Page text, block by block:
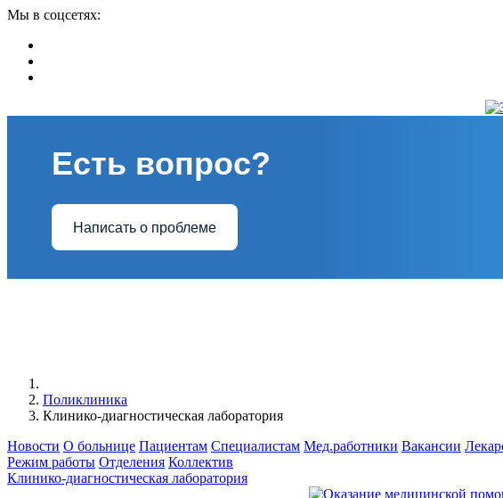
Мы в соцсетях:
Есть вопрос?
Написать о проблеме
Поликлиника
Клинико-диагностическая лаборатория
Новости О больнице Пациентам Специалистам Мед.работники Вакансии
Режим работы Отделения Коллектив
Клинико-диагностическая лаборатория